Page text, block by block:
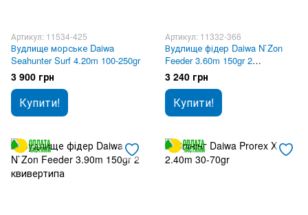
Артикул: 11534-425
Вудлище морське Daiwa
Seahunter Surf 4.20m 100-250gr
3 900 грн
Купити!
Артикул: 11332-366
Вудлище фідер Daiwa N`Zon
Feeder 3.60m 150gr 2
квивертипа
3 240 грн
Купити!